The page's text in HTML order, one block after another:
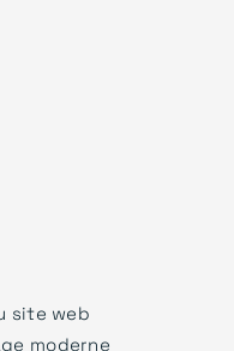
site web
moderne